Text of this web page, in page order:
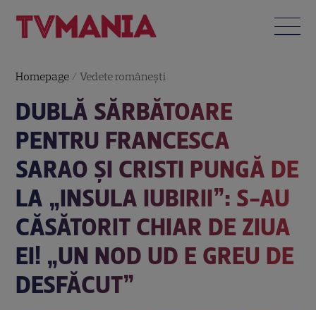
Homepage /Vedete româneşti
DUBLĂ SĂRBĂTOARE
PENTRU FRANCESCA
SARAO ȘI CRISTI PUNGĂ DE
LA „INSULA IUBIRII”: S-AU
CĂSĂTORIT CHIAR DE ZIUA
EI! „UN NOD UD E GREU DE
DESFĂCUT”